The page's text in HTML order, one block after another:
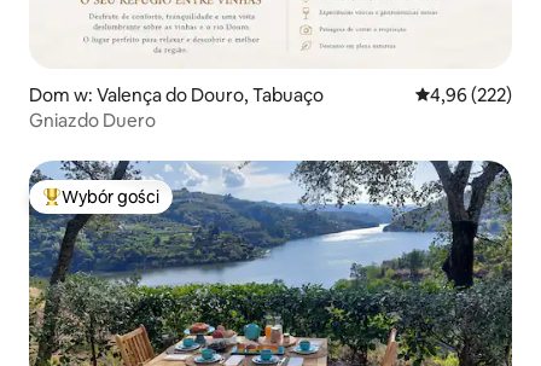
Dom w: Valença do Douro, Tabuaço Średnia
4,96 (222)
Gniazdo Duero
Najpopularniejsze z kategorii Wybór gości
Wybór gości